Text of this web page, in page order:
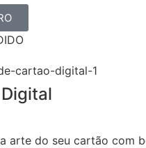
arte do seu cartão com